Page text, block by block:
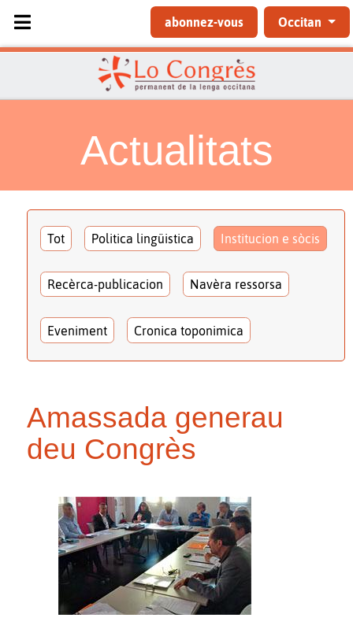
Sélectionnez votre langue
abonnez-vous Occitan
Actualitats
Tot Politica lingüistica Institucion e sòcis
Recèrca-publicacion Navèra ressorsa
Eveniment Cronica toponimica
Amassada generau
deu Congrès